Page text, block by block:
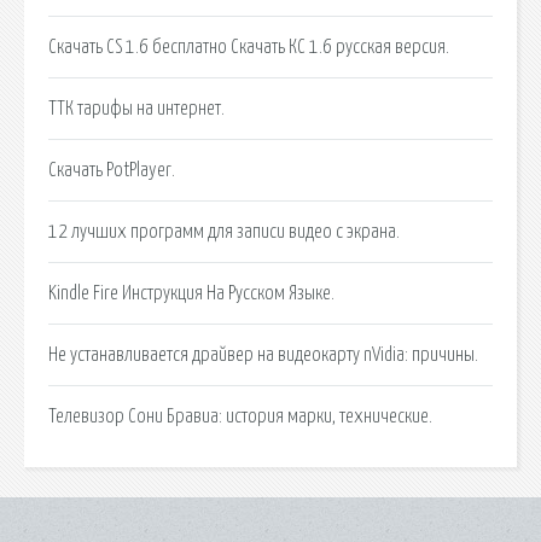
Скачать CS 1.6 бесплатно Скачать КС 1.6 русская версия.
ТТК тарифы на интернет.
Скачать PotPlayer.
12 лучших программ для записи видео с экрана.
Kindle Fire Инструкция На Русском Языке.
Не устанавливается драйвер на видеокарту nVidia: причины.
Телевизор Сони Бравиа: история марки, технические.